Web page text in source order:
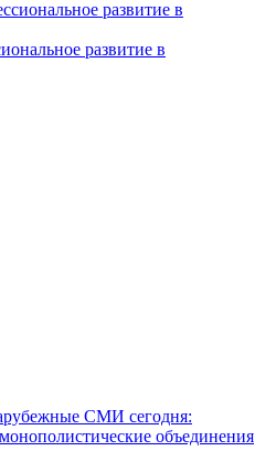
развитие в
СМИ сегодня:
объединения